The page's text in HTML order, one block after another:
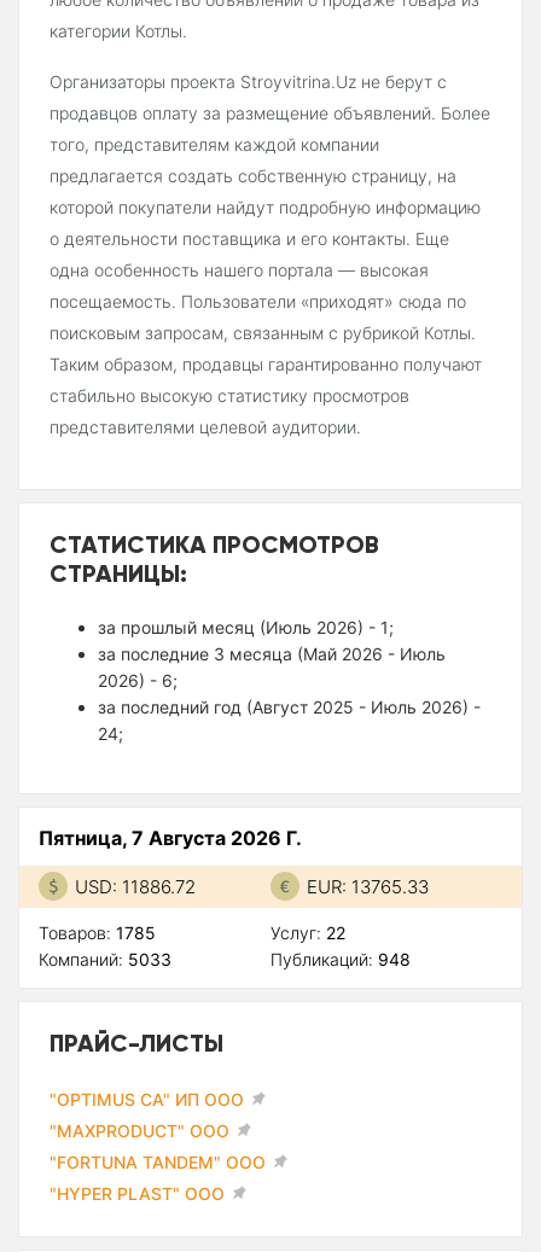
категории Котлы.
Организаторы проекта Stroyvitrina.Uz не берут с
продавцов оплату за размещение объявлений. Более
того, представителям каждой компании
предлагается создать собственную страницу, на
которой покупатели найдут подробную информацию
о деятельности поставщика и его контакты. Еще
одна особенность нашего портала — высокая
посещаемость. Пользователи «приходят» сюда по
поисковым запросам, связанным с рубрикой Котлы.
Таким образом, продавцы гарантированно получают
стабильно высокую статистику просмотров
представителями целевой аудитории.
СТАТИСТИКА ПРОСМОТРОВ
СТРАНИЦЫ:
за прошлый месяц (Июль 2026) - 1;
за последние 3 месяца (Май 2026 - Июль
2026) - 6;
за последний год (Август 2025 - Июль 2026) -
24;
Пятница, 7 Августа 2026 Г.
USD: 11886.72 EUR: 13765.33
Товаров: 1785
Компаний: 5033
Услуг: 22
Публикаций: 948
ПРАЙС-ЛИСТЫ
"OPTIMUS CA" ИП ООО
"MAXPRODUCT" ООО
"FORTUNA TANDEM" ООО
"HYPER PLAST" ООО